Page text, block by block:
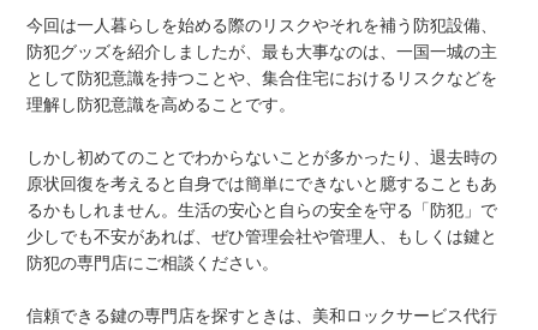
今回は一人暮らしを始める際のリスクやそれを補う防犯設備、
防犯グッズを紹介しましたが、最も大事なのは、一国一城の主
として防犯意識を持つことや、集合住宅におけるリスクなどを
理解し防犯意識を高めることです。
しかし初めてのことでわからないことが多かったり、退去時の
原状回復を考えると自身では簡単にできないと臆することもあ
るかもしれません。生活の安心と自らの安全を守る「防犯」で
少しでも不安があれば、ぜひ管理会社や管理人、もしくは鍵と
防犯の専門店にご相談ください。
信頼できる鍵の専門店を探すときは、美和ロックサービス代行